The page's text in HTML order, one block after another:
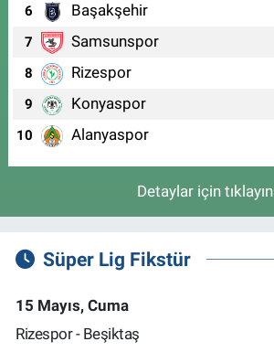
6 Başakşehir
7 Samsunspor
8 Rizespor
9 Konyaspor
10 Alanyaspor
Detaylar için tıklayın
Süper Lig Fikstür
15 Mayıs, Cuma
Rizespor - Beşiktaş